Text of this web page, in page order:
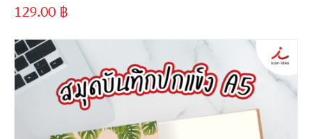
129.00 ฿